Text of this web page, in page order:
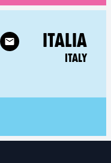
GROUP:
ITALIA
ITALY
Italy on